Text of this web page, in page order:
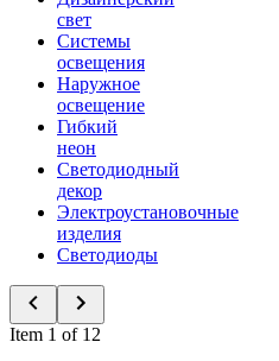
свет
Системы
освещения
Наружное
освещение
Гибкий
неон
Светодиодный
декор
Электроустановочные
изделия
Светодиоды
Item 1 of 12